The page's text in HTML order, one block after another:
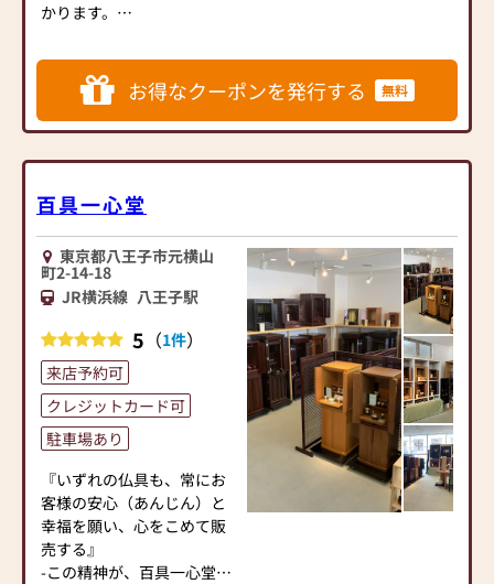
ッフがご相談や商品ご購入
≪お仏壇のはせがわよりお
客様へ≫
「仏壇や仏具をお探しでし
は幅広い品揃えとリーズナ
ブルな価格でお客様をお迎
えしています。
仏壇には様々な種類がござ
います。伝統的な木製の仏
壇やモダンなデザインの仏
壇、またコンパクトなサイ
ズの仏壇など、お客様のご
要望に合わせて選ぶことが
できます。仏壇の素材や彫
刻、仏像の種類も豊富にご
用意しておりますので、心
からご供養いただける仏壇
を見つけていただけます。
さらに、仏具も充実してお
ります。位牌や線香、ろう
そくや花立てなど、お仏壇
香・ローソク・御香・念
入れ用品
お宮・神具・墓石のお手入
れ用品・お盆用品・盆提
灯 他
かります。
広い駐車スペースを完備
し、お車でのアクセスにも
便利です。八王子インター
からも近く、国道16号沿
広い店内にはゆっくりご相
談いただけるお茶席のスペ
ースもご用意しております
ので、ご休憩をしていただ
きながらゆっくりと心ゆく
までお選びいただけます。
高級なお位牌やお仏像を豊
富に取り揃えております。
当店ではコロナ対策として
下記の項目を実施しており
ます。
①消毒液を設置
②従業員は手洗い・うが
お得なクーポンを発行する 無料
百具一心堂
東京都八王子市元横山
町2-14-18
JR横浜線 八王子駅
5 （1件）
来店予約可
クレジットカード可
駐車場あり
『いずれの仏具も、常にお
客様の安心（あんじん）と
幸福を願い、心をこめて販
売する』
-この精神が、百具一心堂店